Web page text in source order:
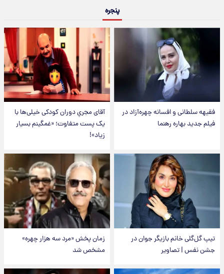
پنجره
فقیهه سلطانی و افسانه چهره‌آزاد در
فیلم جدید بهاره رهنما
آقای مجریِ دوران کودکی خیلی‌ها با
یک پست متفاوت؛ «غمگینم بسیار
زیاد»!
تیپ گل‌گلی خانم بازیگر جوان در
جشن نفس | تصاویر
زمان پخش «مرد سه هزار چهره»
مشخص شد